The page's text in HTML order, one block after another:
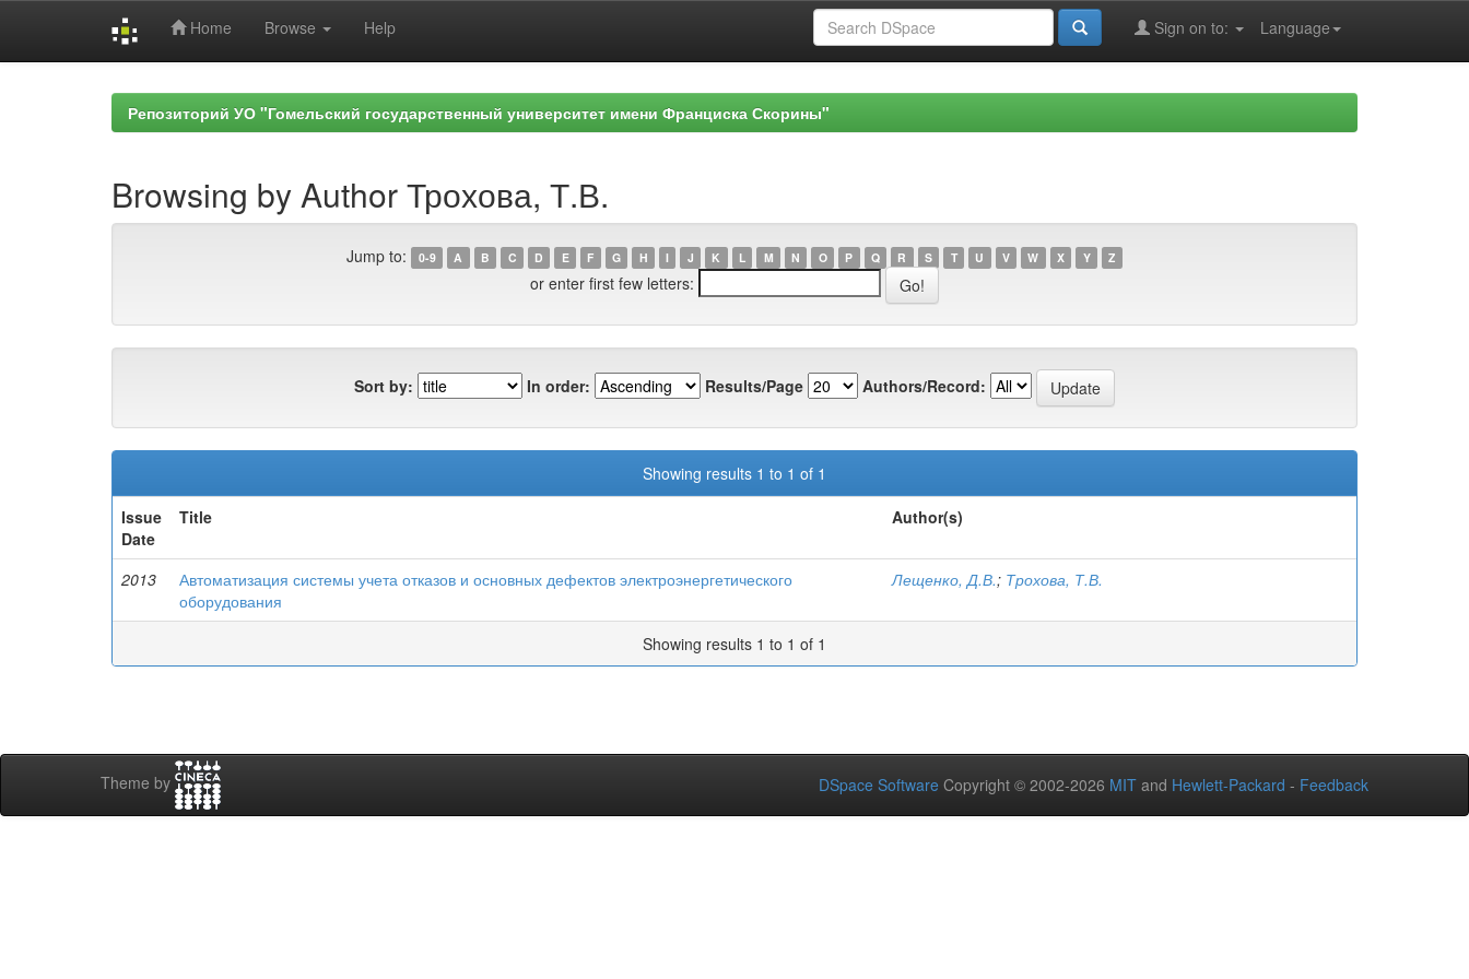
Home Browse Help Language
Sign on to:
Репозиторий УО "Гомельский государственный университет имени Франциска Скорины"
Browsing by Author Трохова, Т.В.
Jump to: 0-9 A B C D E F G H I J K L M N O P Q R S T U V W X Y Z
or enter first few letters:
Sort by: In order: Results/Page Authors/Record:
Showing results 1 to 1 of 1
Issue
Date
Title Author(s)
2013
Автоматизация системы учета отказов и основных дефектов электроэнергетического
оборудования
Лещенко, Д.В.; Трохова, Т.В.
Showing results 1 to 1 of 1
Theme by DSpace Software Copyright © 2002-2026 MIT and Hewlett-Packard - Feedback